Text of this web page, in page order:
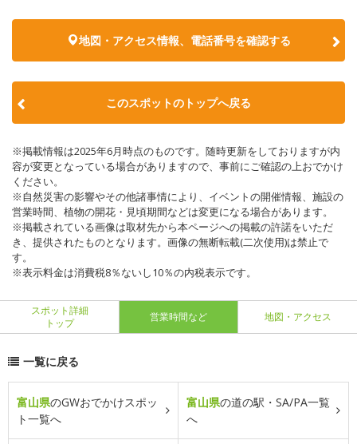
地図・アクセス情報、電話番号を確認する
このスポットのトップへ戻る
※掲載情報は2025年6月時点のものです。随時更新をしておりますが内
容が変更となっている場合がありますので、事前にご確認の上おでかけ
ください。
※自然災害の影響やその他諸事情により、イベントの開催情報、施設の
営業時間、植物の開花・見頃期間などは変更になる場合があります。
※掲載されている画像は取材先から本ページへの掲載の許諾をいただ
き、提供されたものとなります。画像の無断転載(二次使用)は禁止で
す。
※表示料金は消費税8％ないし10％の内税表示です。
スポット詳細
トップ
営業時間など 地図・アクセス
一覧に戻る
富山県のGWおでかけスポッ
ト一覧へ
富山県の道の駅・SA/PA一覧
へ